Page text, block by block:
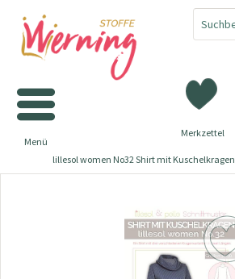
Merkzettel
Menü
lillesol women No32 Shirt mit Kuschelkragen